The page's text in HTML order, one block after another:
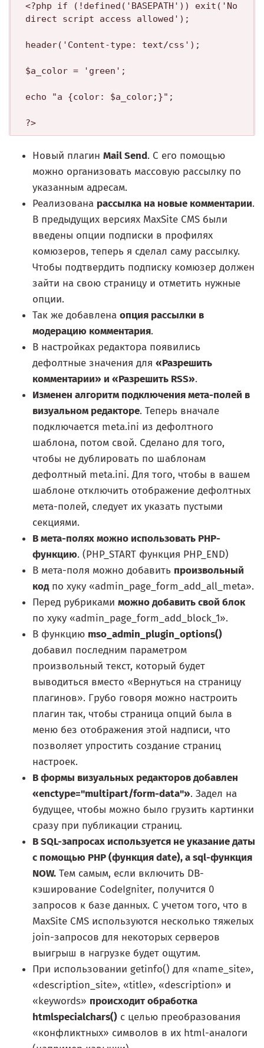
<?php if (!defined('BASEPATH')) exit('No
direct script access allowed');
header('Content-type: text/css');
$a_color = 'green';
echo "a {color: $a_color;}";
Новый плагин Mail Send. C его помощью
можно организовать массовую рассылку по
указанным адресам.
Реализована рассылка на новые комментарии.
В предыдущих версиях MaxSite CMS были
введены опции подписки в профилях
комюзеров, теперь я сделал саму рассылку.
Чтобы подтвердить подписку комюзер должен
зайти на свою страницу и отметить нужные
опции.
Так же добавлена опция рассылки в
модерацию комментария.
В настройках редактора появились
дефолтные значения для «Разрешить
комментарии» и «Разрешить RSS».
Изменен алгоритм подключения мета-полей в
визуальном редакторе. Теперь вначале
подключается meta.ini из дефолтного
шаблона, потом свой. Сделано для того,
чтобы не дублировать по шаблонам
дефолтный meta.ini. Для того, чтобы в вашем
шаблоне отключить отображение дефолтных
мета-полей, следует их указать пустыми
секциями.
В мета-полях можно использовать PHP-
функцию. (PHP_START функция PHP_END)
В мета-поля можно добавить произвольный
кодпо хуку «admin_page_form_add_all_meta».
Перед рубриками можно добавить свой блок
по хуку «admin_page_form_add_block_1».
В функцию mso_admin_plugin_options()
добавил последним параметром
произвольный текст, который будет
выводиться вместо «Вернуться на страницу
плагинов». Грубо говоря можно настроить
плагин так, чтобы страница опций была в
меню без отображения этой надписи, что
позволяет упростить создание страниц
настроек.
В формы визуальных редакторов добавлен
«enctype="multipart/form-data"». Задел на
будущее, чтобы можно было грузить картинки
сразу при публикации страниц.
В SQL-запросах используется не указание даты
с помощью PHP (функция date), а sql-функция
NOW. Тем самым, если включить DB-
кэширование CodeIgniter, получится 0
запросов к базе данных. С учетом того, что в
MaxSite CMS используются несколько тяжелых
join-запросов для некоторых серверов
выигрыш в нагрузке будет ощутим.
При использовании getinfo() для «name_site»,
«description_site», «title», «description» и
«keywords» происходит обработка
htmlspecialchars() с целью преобразования
«конфликтных» символов в их html-аналоги